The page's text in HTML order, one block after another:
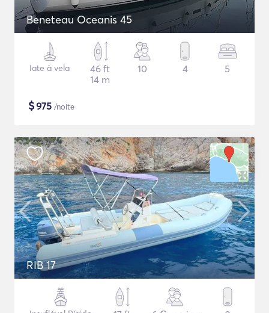
Beneteau Oceanis 45
Iate à vela
46 ft
14 m
10 4 5
$975 /noite
RIB 17